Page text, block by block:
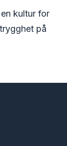
kultur for
på